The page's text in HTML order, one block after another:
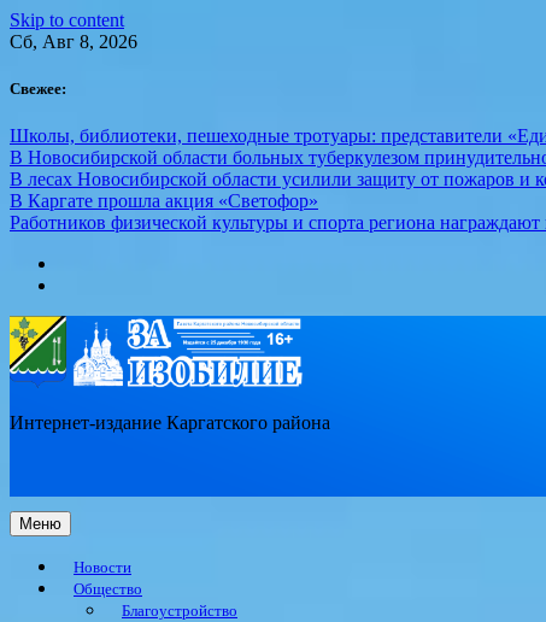
Skip to content
Сб, Авг 8, 2026
Свежее:
Школы, библиотеки, пешеходные тротуары: представители
В Новосибирской области больных туберкулезом
В лесах Новосибирской области усилили защиту от пожаров и
В Каргате прошла акция «Светофор»
Работников физической культуры и спорта региона
Интернет-издание Каргатского района
Меню
Новости
Общество
Благоустройство